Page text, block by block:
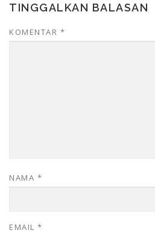
TINGGALKAN BALASAN
KOMENTAR *
NAMA *
EMAIL *